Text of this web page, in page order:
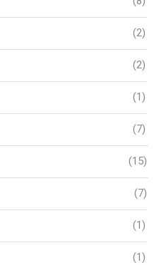
(2)
(2)
(1)
(7)
(15)
(7)
(1)
(1)